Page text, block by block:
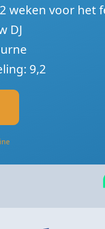
weken voor het
DJ
9,2